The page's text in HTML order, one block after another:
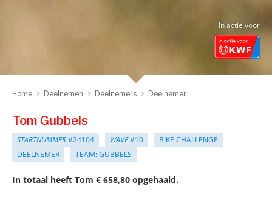
In actie voor
Home Deelnemen Deelnemers Deelnemer
Tom Gubbels
STARTNUMMER#24104 WAVE#10
BIKE CHALLENGE
DEELNEMER
TEAM: GUBBELS
In totaal heeft Tom € 658,80 opgehaald.